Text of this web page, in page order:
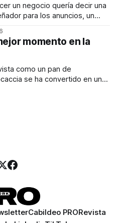
un negocio quería decir una
para los anuncios, un
de publicidad digital
vendedor para atender
suerte— una persona
momento en la
como un pan de
se ha convertido en uno
y experiencias que
Cabildeo PRORevista